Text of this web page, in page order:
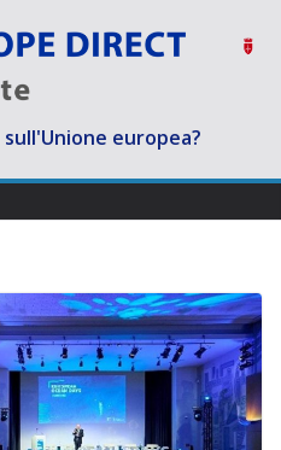
europea?